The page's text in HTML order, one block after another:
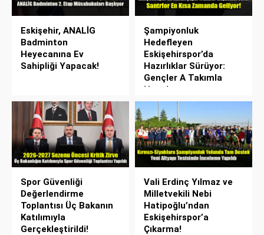
Eskişehir, ANALİG
Badminton
Heyecanına Ev
Sahipliği Yapacak!
Şampiyonluk
Hedefleyen
Eskişehirspor’da
Hazırlıklar Sürüyor:
Gençler A Takımla
Hazırlanıyor
Spor Güvenliği
Değerlendirme
Toplantısı Üç Bakanın
Katılımıyla
Gerçekleştirildi!
Vali Erdinç Yılmaz ve
Milletvekili Nebi
Hatipoğlu’ndan
Eskişehirspor’a
Çıkarma!